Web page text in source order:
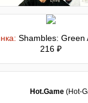
Shambles: Green
216 ₽
Hot.Game (Hot-